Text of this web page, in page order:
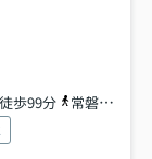
歩99分 常磐線「植田」駅 徒歩99分